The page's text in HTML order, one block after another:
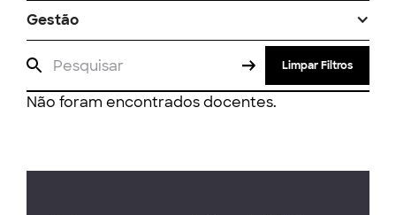
Gestão
Limpar Filtros
Não foram encontrados docentes.